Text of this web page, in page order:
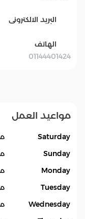
البريد الالكترونى
الهاتف
01144401424
مواعيد العمل
Saturday
Sunday
Monday
Tuesday
Wednesday